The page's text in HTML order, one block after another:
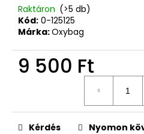
Raktáron (>5 db)
Kód: 0-125125
Márka:Oxybag
9 500 Ft
Kérdés Nyomon
Ft